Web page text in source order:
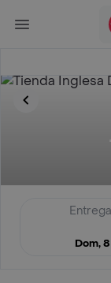
Entrega
Dom,